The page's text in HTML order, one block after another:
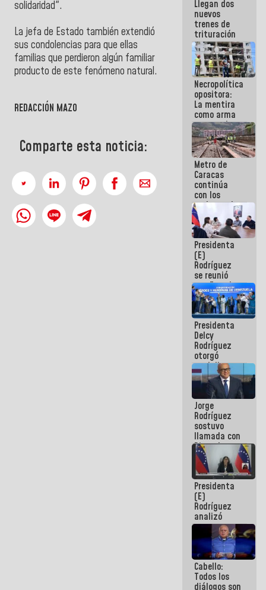
solidaridad".
La jefa de Estado también extendió
sus condolencias para que ellas
familias que perdieron algún familiar
producto de este fenómeno natural.
REDACCIÓN MAZO
Comparte esta noticia:
es
embarrarla
Llegan dos
nuevos
trenes de
trituración
para
optimizar
manejo de
escombros
en La Guaira
Necropolítica
opositora:
La mentira
como arma
contra el
Pueblo
Metro de
Caracas
continúa
con los
trabajos de
mantenimiento
e inspección
en la Línea 2
Presidenta
(E)
Rodríguez
se reunió
con Estado
Mayor
Eléctrico
para
abordar
planes de
acción
Presidenta
Delcy
Rodríguez
otorgó
medalla
"Héroe de
Venezuela"
a servidores
públicos
Jorge
Rodríguez
sostuvo
llamada con
Dinorah
Figuera y
acuerdan
primer
encuentro
presencial
para el
diálogo
Presidenta
(E)
Rodríguez
analizó
junto a
gobernadores
planes de
recuperación
del Sistema
Eléctrico
Cabello:
Todos los
diálogos son